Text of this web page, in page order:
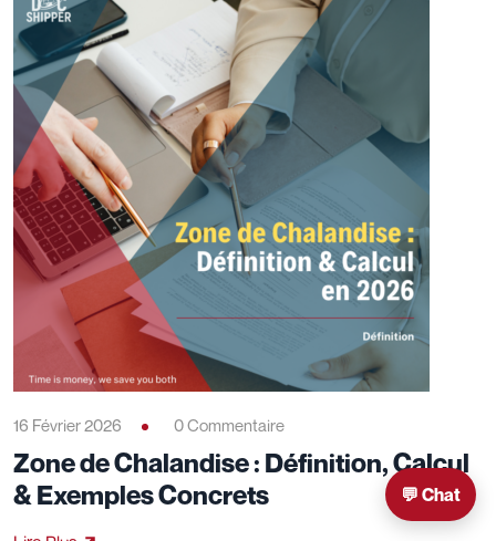
16 Février 2026 0 Commentaire
Zone de Chalandise : Définition, Calcul
& Exemples Concrets
💬 Chat